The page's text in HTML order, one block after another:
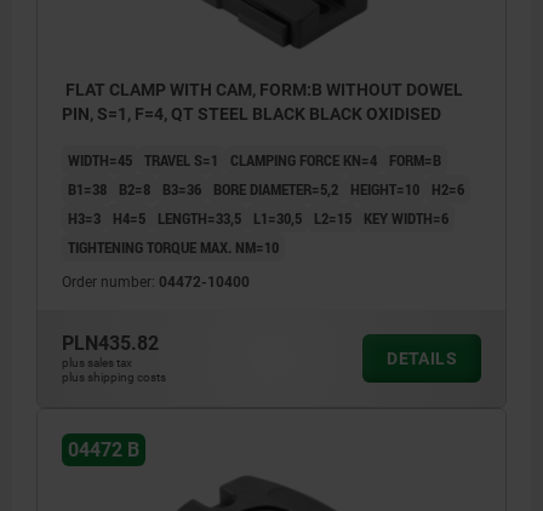
1) Clamping start position
2) Clamping end position
FLAT CLAMP WITH CAM, FORM:B WITHOUT DOWEL
PIN, S=1, F=4, QT STEEL BLACK BLACK OXIDISED
WIDTH=45 TRAVEL S=1 CLAMPING FORCE KN=4
FORM=B
B1=38
B2=8 B3=36 BORE DIAMETER=5,2 HEIGHT=10
H2=6
H3=3
H4=5 LENGTH=33,5 L1=30,5 L2=15
KEY WIDTH=6
TIGHTENING TORQUE MAX. NM=10
Order number: 04472-10400
PLN435.82
plus sales tax
plus shipping costs
DETAILS
04472 B